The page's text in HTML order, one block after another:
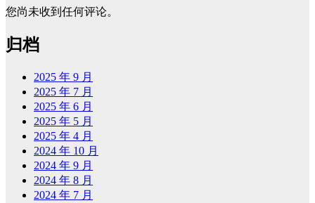
您尚未收到任何评论。
归档
2025 年 9 月
2025 年 7 月
2025 年 6 月
2025 年 5 月
2025 年 4 月
2024 年 10 月
2024 年 9 月
2024 年 8 月
2024 年 7 月